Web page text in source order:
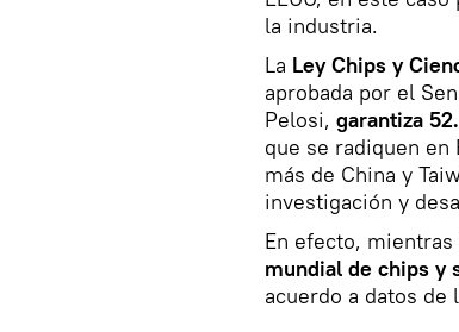
la industria.
La Ley Chips y
aprobada por el
Pelosi, garantiza
que se radiquen en
más de China y
investigación y
En efecto, mientras
mundial de chips y
acuerdo a datos